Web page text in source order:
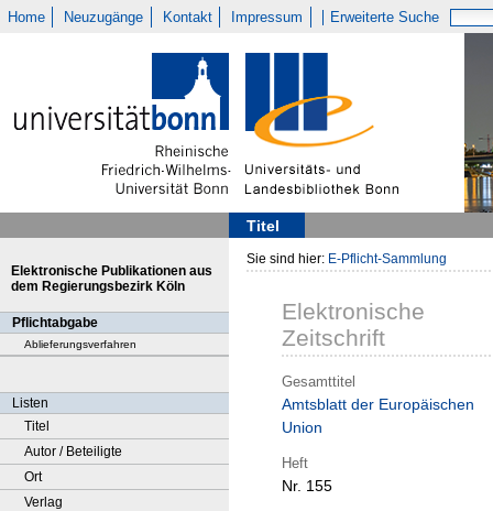
Home Neuzugänge Kontakt Impressum Erweiterte Suche
Titel
Elektronische Publikationen aus
dem Regierungsbezirk Köln
Pflichtabgabe
Ablieferungsverfahren
Listen
Titel
Autor / Beteiligte
Ort
Verlag
Sie sind hier: E-Pflicht-Sammlung
Elektronische
Zeitschrift
Gesamttitel
Amtsblatt der Europäischen
Union
Heft
Nr. 155